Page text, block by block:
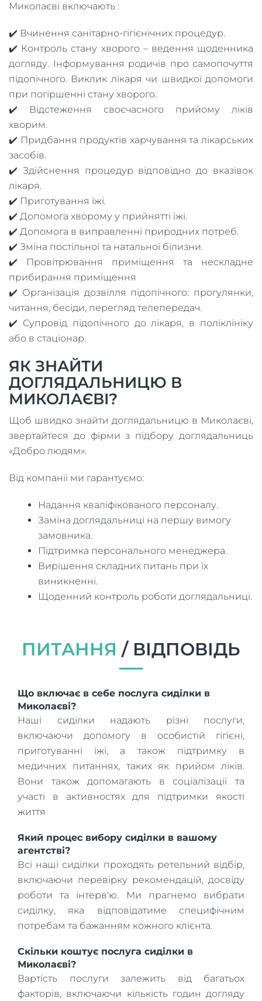
Миколаєві включають :
✔️ Вчинення санітарно-гігієнічних процедур.
✔️ Контроль стану хворого – ведення щоденника
догляду. Інформування родичів про самопочуття
підопічного. Виклик лікаря чи швидкої допомоги
при погіршенні стану хворого.
✔️ Відстеження своєчасного прийому ліків
хворим.
✔️ Придбання продуктів харчування та лікарських
засобів.
✔️ Здійснення процедур відповідно до вказівок
лікаря.
✔️ Приготування їжі.
✔️ Допомога хворому у прийнятті їжі.
✔️ Допомога в виправленні природних потреб.
✔️ Зміна постільної та натальної білизни.
✔️ Провітрювання приміщення та нескладне
прибирання приміщення
✔️ Організація дозвілля підопічного: прогулянки,
читання, бесіди, перегляд телепередач.
✔️ Супровід підопічного до лікаря, в поліклініку
або в стаціонар.
ЯК ЗНАЙТИ
ДОГЛЯДАЛЬНИЦЮ В
МИКОЛАЄВІ?
Щоб швидко знайти доглядальницю в Миколаєві,
звертайтеся до фірми з підбору доглядальниць
«Добро людям».
Від компанії ми гарантуємо:
Надання кваліфікованого персоналу.
Заміна доглядальниці на першу вимогу
замовника.
Підтримка персонального менеджера.
Вирішення складних питань при їх
виникненні.
Щоденний контроль роботи доглядальниці.
ПИТАННЯ / ВІДПОВІДЬ
Що включає в себе послуга сиділки в
Миколаєві?
Наші сиділки надають різні послуги,
включаючи допомогу в особистій гігієні,
приготуванні їжі, а також підтримку в
медичних питаннях, таких як прийом ліків.
Вони також допомагають в соціалізації та
участі в активностях для підтримки якості
життя
Який процес вибору сиділки в вашому
агентстві?
Всі наші сиділки проходять ретельний відбір,
включаючи перевірку рекомендацій, досвіду
роботи та інтерв'ю. Ми прагнемо вибрати
сиділку, яка відповідатиме специфічним
потребам та бажанням кожного клієнта.
Скільки коштує послуга сиділки в
Миколаєві?
Вартість послуги залежить від багатьох
факторів, включаючи кількість годин догляду